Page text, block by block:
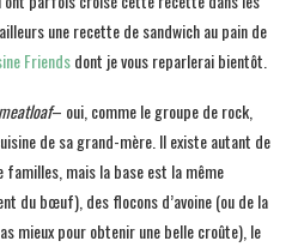
une recette de sandwich au pain de
Friendsdont je vous reparlerai bientôt.
– oui, comme le groupe de rock,
de sa grand-mère. Il existe autant de
familles, mais la base est la même
du bœuf), des flocons d’avoine (ou de la
mieux pour obtenir une belle croûte), le